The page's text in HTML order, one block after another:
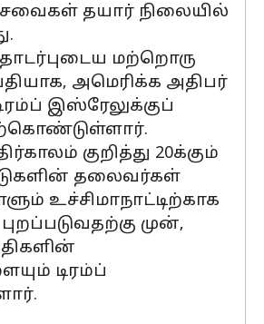
தயார் நிலையில்
மற்றொரு
அமெரிக்க அதிபர்
இஸ்ரேலுக்குப்
குறித்து 20க்கும்
தலைவர்கள்
உச்சிமாநாட்டிற்காக
புறப்படுவதற்கு முன்,
டிரம்ப்